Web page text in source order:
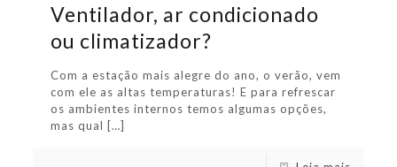
Ventilador, ar condicionado
ou climatizador?
Com a estação mais alegre do ano, o verão, vem
com ele as altas temperaturas! E para refrescar
os ambientes internos temos algumas opções,
mas qual […]